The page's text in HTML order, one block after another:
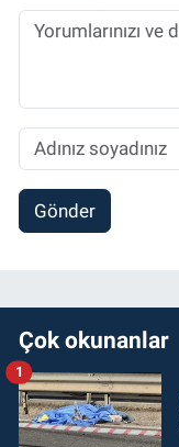
Gönder
Çok okunanlar
1